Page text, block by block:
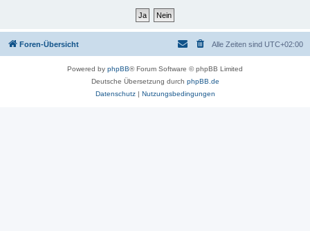
Foren-Übersicht Alle Zeiten sind UTC+02:00
Powered by phpBB® Forum Software © phpBB Limited
Deutsche Übersetzung durch phpBB.de
Datenschutz| Nutzungsbedingungen